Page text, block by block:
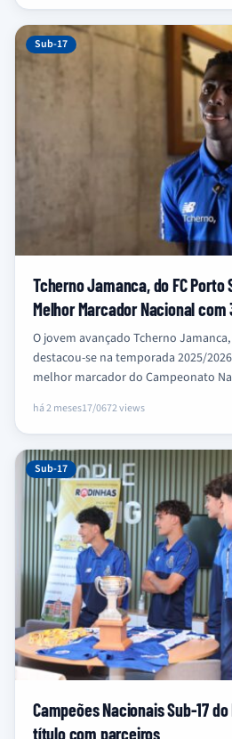
Sub-17
Tcherno Jamanca, do FC Porto
Melhor Marcador Nacional com
O jovem avançado Tcherno
destacou-se na temporada 2025/
melhor marcador do Campeonato
há 2 meses17/0672 views
Sub-17
Campeões Nacionais Sub-17
título com parceiros